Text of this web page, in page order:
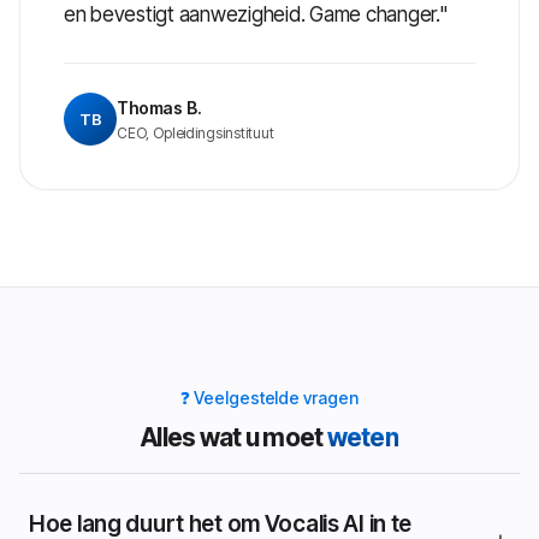
en bevestigt aanwezigheid. Game changer."
TB
Thomas B.
CEO, Opleidingsinstituut
❓ Veelgestelde vragen
Alles wat u moetweten
Hoe lang duurt het om Vocalis AI in te